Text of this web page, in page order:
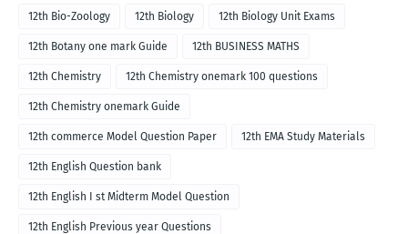
12th Bio-Zoology 12th Biology 12th Biology Unit Exams
12th Botany one mark Guide 12th BUSINESS MATHS
12th Chemistry 12th Chemistry onemark 100 questions
12th Chemistry onemark Guide
12th commerce Model Question Paper 12th EMA Study Materials
12th English Question bank
12th English I st Midterm Model Question
12th English Previous year Questions